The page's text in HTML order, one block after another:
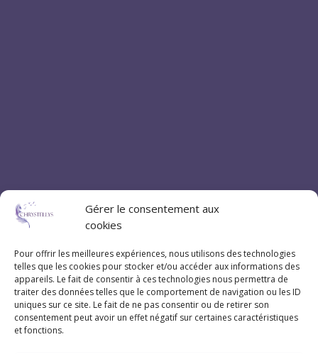
Gérer le consentement aux
cookies
Pour offrir les meilleures expériences, nous utilisons des technologies
telles que les cookies pour stocker et/ou accéder aux informations des
appareils. Le fait de consentir à ces technologies nous permettra de
traiter des données telles que le comportement de navigation ou les ID
uniques sur ce site. Le fait de ne pas consentir ou de retirer son
consentement peut avoir un effet négatif sur certaines caractéristiques
et fonctions.